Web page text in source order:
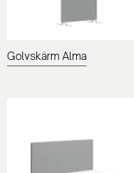
Golvskärm Alma